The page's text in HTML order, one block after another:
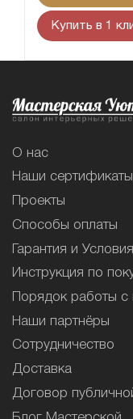
Купить в 1
О нас
Наши сертификаты
Проекты
Способы оплаты
Гарантия и
Инструкция по
Порядок работы
Наши партнёры
Сотрудничество
Доставка
Договор